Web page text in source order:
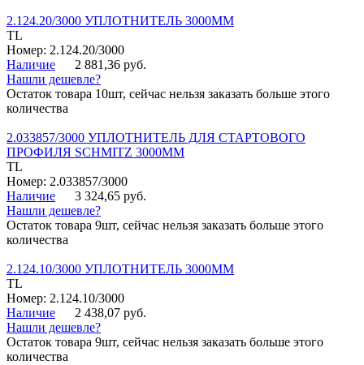
2.124.20/3000 УПЛОТНИТЕЛЬ 3000ММ
TL
Номер: 2.124.20/3000
Наличие
2 881,36 руб.
Нашли дешевле?
Остаток товара 10шт, сейчас нельзя заказать больше этого
количества
2.033857/3000 УПЛОТНИТЕЛЬ ДЛЯ СТАРТОВОГО
ПРОФИЛЯ SCHMITZ 3000ММ
TL
Номер: 2.033857/3000
Наличие
3 324,65 руб.
Нашли дешевле?
Остаток товара 9шт, сейчас нельзя заказать больше этого
количества
2.124.10/3000 УПЛОТНИТЕЛЬ 3000ММ
TL
Номер: 2.124.10/3000
Наличие
2 438,07 руб.
Нашли дешевле?
Остаток товара 9шт, сейчас нельзя заказать больше этого
количества